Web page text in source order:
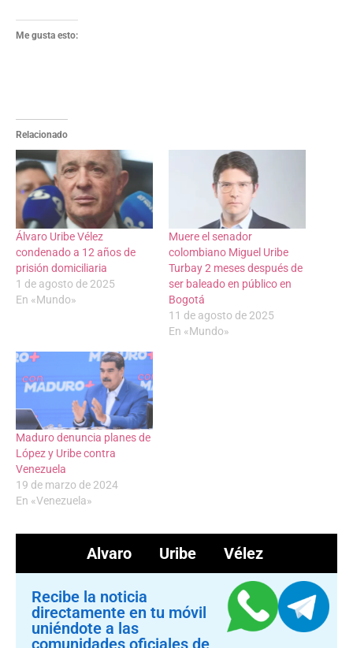
Me gusta esto:
Relacionado
Álvaro Uribe Vélez
condenado a 12 años de
prisión domiciliaria
1 de agosto de 2025
En «Mundo»
Muere el senador
colombiano Miguel Uribe
Turbay 2 meses después de
ser baleado en público en
Bogotá
11 de agosto de 2025
En «Mundo»
Maduro denuncia planes de
López y Uribe contra
Venezuela
19 de marzo de 2024
En «Venezuela»
Alvaro Uribe Vélez
Recibe la noticia
directamente en tu móvil
uniéndote a las
comunidades oficiales de